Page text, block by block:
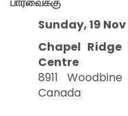
Sunday, 19
Chapel
Centre
8911
Canada